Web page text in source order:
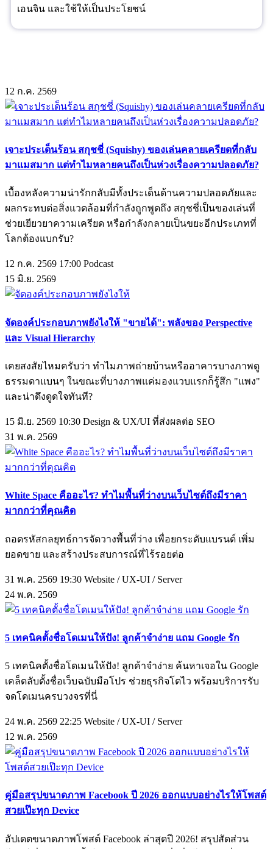
เอนจิน และใช้ให้เป็นประโยชน์
12 ก.ค. 2569
เจาะประเด็นร้อน สกุชชี่ (Squishy) ของเล่นคลายเครียดที่กลับ
มาแมสมาก แต่ทำไมหลายคนถึงเป็นห่วงเรื่องความปลอดภัย?
เบื้องหลังความน่ารักกลับมีทั้งประเด็นด้านความปลอดภัยและ
ผลกระทบต่อสิ่งแวดล้อมที่กำลังถูกพูดถึง สกุชชี่เป็นของเล่นที่
ช่วยเยียวยาความเครียด หรือกำลังกลายเป็นขยะอีกประเภทที่
โลกต้องแบกรับ?
12 ก.ค. 2569 17:00 Podcast
15 มิ.ย. 2569
จัดองค์ประกอบภาพยังไงให้ "ขายได้": พลังของ Perspective
และ Visual Hierarchy
เคยสงสัยไหมครับว่า ทำไมภาพถ่ายบ้านหรืออาคารบางภาพดู
ธรรมดาแบนๆ ในขณะที่บางภาพแค่มองแวบแรกก็รู้สึก "แพง"
และน่าดึงดูดใจทันที?
15 มิ.ย. 2569 10:30 Design & UX/UI ที่ส่งผลต่อ SEO
31 พ.ค. 2569
White Space คืออะไร? ทำไมพื้นที่ว่างบนเว็บไซต์ถึงมีราคา
มากกว่าที่คุณคิด
ถอดรหัสกลยุทธ์การจัดวางพื้นที่ว่าง เพื่อยกระดับแบรนด์ เพิ่ม
ยอดขาย และสร้างประสบการณ์ที่ไร้รอยต่อ
31 พ.ค. 2569 19:30 Website / UX-UI / Server
24 พ.ค. 2569
5 เทคนิคตั้งชื่อโดเมนให้ปัง! ลูกค้าจำง่าย แถม Google รัก
5 เทคนิคตั้งชื่อโดเมนให้ปัง! ลูกค้าจำง่าย ค้นหาเจอใน Google
เคล็ดลับตั้งชื่อเว็บฉบับมือโปร ช่วยธุรกิจโตไว พร้อมบริการรับ
จดโดเมนครบวงจรที่นี่
24 พ.ค. 2569 22:25 Website / UX-UI / Server
12 พ.ค. 2569
คู่มือสรุปขนาดภาพ Facebook ปี 2026 ออกแบบอย่างไรให้โพสต์
สวยเป๊ะทุก Device
อัปเดตขนาดภาพโพสต์ Facebook ล่าสุดปี 2026! สรุปสัดส่วน